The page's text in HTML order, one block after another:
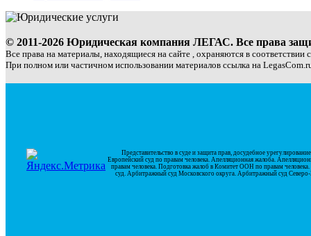
© 2011-2026 Юридическая компания ЛЕГАС. Все права
Все права на материалы, находящиеся на сайте , охраняются в соответствии
При полном или частичном использовании материалов ссылка на
Представительство в суде и защита прав, досудебное
Европейский суд по правам человека. Апелляционная жалоба.
правам человека. Подготовка жалоб в Комитет ООН по правам
суд. Арбитражный суд Московского округа. Арбитражный суд